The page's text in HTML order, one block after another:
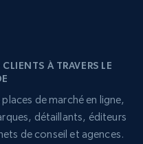
À TRAVERS LE
de marché en ligne,
détaillants, éditeurs
de conseil et agences.